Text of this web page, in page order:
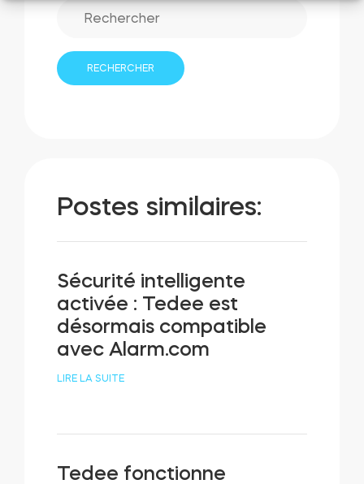
Postes similaires:
Sécurité intelligente
activée : Tedee est
désormais compatible
avec Alarm.com
LIRE LA SUITE
Tedee fonctionne